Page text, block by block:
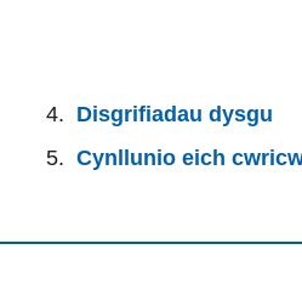
Disgrifiadau dysgu
Cynllunio eich